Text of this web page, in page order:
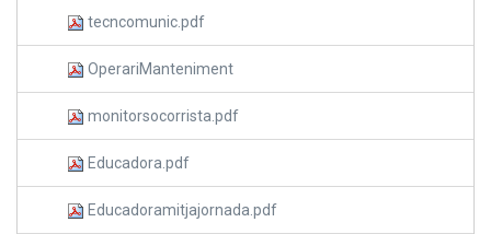
tecncomunic.pdf
OperariManteniment
monitorsocorrista.pdf
Educadora.pdf
Educadoramitjajornada.pdf